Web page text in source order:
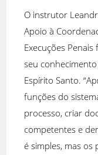
O instrutor
Apoio à
Execuções
seu
Espírito Santo.
funções do
processo, criar
competentes e
é simples, mas os